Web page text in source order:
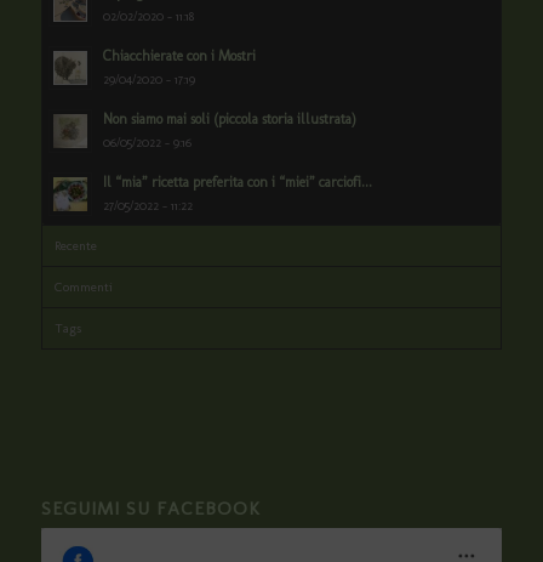
02/02/2020 - 11:18
Chiacchierate con i Mostri
29/04/2020 - 17:19
Non siamo mai soli (piccola storia illustrata)
06/05/2022 - 9:16
Il “mia” ricetta preferita con i “miei” carciofi...
27/05/2022 - 11:22
Recente
Commenti
Tags
SEGUIMI SU FACEBOOK